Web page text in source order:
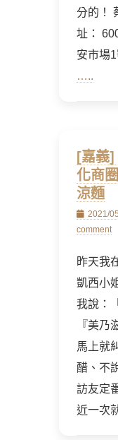
分的！
址：
安市場
…..
[嘉義]
化商
涼麵
Posted
on
2021/
comment
昨天我
凱西小
我說：
『美乃
馬上就
醋、不
訪友定
近一次